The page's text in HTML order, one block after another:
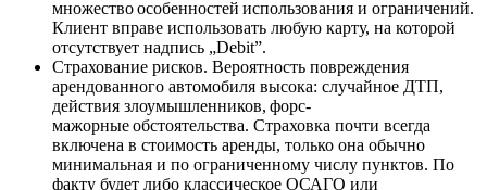
множество особенностей использования и ограничений.
Клиент вправе использовать любую карту, на которой
отсутствует надпись „Debit”.
Страхование рисков. Вероятность повреждения
арендованного автомобиля высока: случайное ДТП,
действия злоумышленников, форс-
мажорные обстоятельства. Страховка почти всегда
включена в стоимость аренды, только она обычно
минимальная и по ограниченному числу пунктов. По
факту будет либо классическое ОСАГО или